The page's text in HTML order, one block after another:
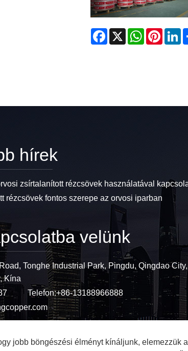
Facebook
X WhatsApp
jobb böngészési élményt kínáljunk, elemezzük a
hírek
zsírtalanított rézcsövek használatával
rézcsövek fontos szerepe az orvosi iparban
velünk
Tonghe Industrial Park, Pingdu, Qingdao City,
Kína
Telefon:+86-13188966888